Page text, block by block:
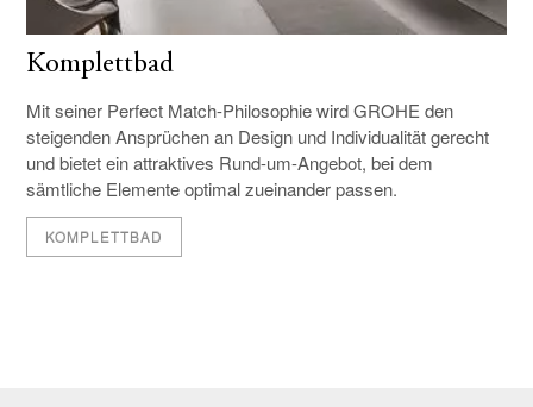
Komplettbad
Mit seiner Perfect Match-Philosophie wird GROHE den
steigenden Ansprüchen an Design und Individualität gerecht
und bietet ein attraktives Rund-um-Angebot, bei dem
sämtliche Elemente optimal zueinander passen.
KOMPLETTBAD